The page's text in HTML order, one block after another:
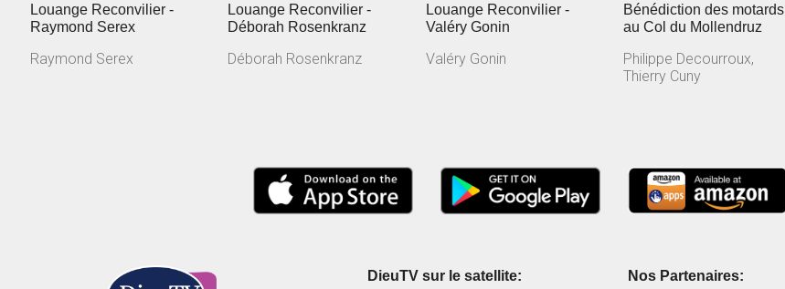
Louange Reconvilier -
Raymond Serex
Raymond Serex
Louange Reconvilier -
Déborah Rosenkranz
Déborah Rosenkranz
Louange Reconvilier -
Valéry Gonin
Valéry Gonin
Bénédiction des motards
au Col du Mollendruz
Philippe Decourroux,
Thierry Cuny
DieuTV sur le satellite: Nos Partenaires: